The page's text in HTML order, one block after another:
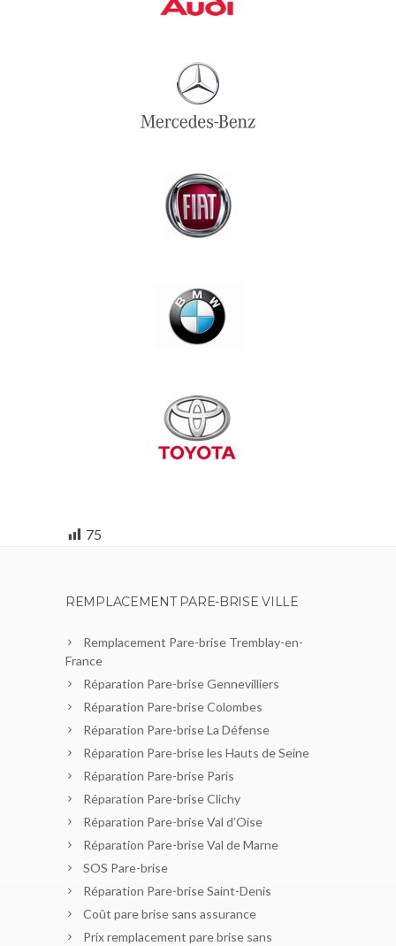
75
REMPLACEMENT PARE-BRISE VILLE
Remplacement Pare-brise Tremblay-en-
France
Réparation Pare-brise Gennevilliers
Réparation Pare-brise Colombes
Réparation Pare-brise La Défense
Réparation Pare-brise les Hauts de Seine
Réparation Pare-brise Paris
Réparation Pare-brise Clichy
Réparation Pare-brise Val d’Oise
Réparation Pare-brise Val de Marne
SOS Pare-brise
Réparation Pare-brise Saint-Denis
Coût pare brise sans assurance
Prix remplacement pare brise sans